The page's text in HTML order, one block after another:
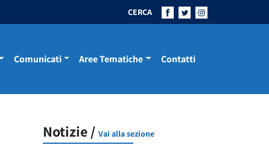
CERCA
Comunicati Aree Tematiche Contatti
Notizie / Vai alla sezione